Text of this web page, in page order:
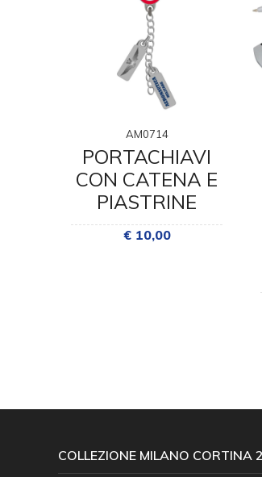
AM0714
PORTACHIAVI
CON CATENA E
PIASTRINE
€ 10,00
COLLEZIONE MILANO CORTINA